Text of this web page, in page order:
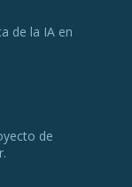
de la IA en
de